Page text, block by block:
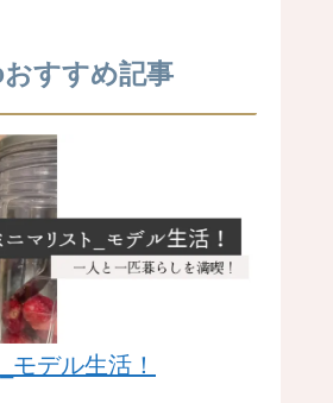
すすめ記事
モデル生活！